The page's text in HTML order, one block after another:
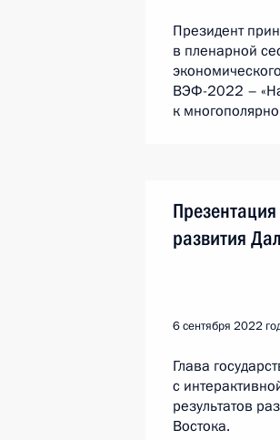
Президент
в пленарной
ВЭФ-2022 –
к
Презентация
развития
6 сентября 2022
Глава
с
результатов
Востока.